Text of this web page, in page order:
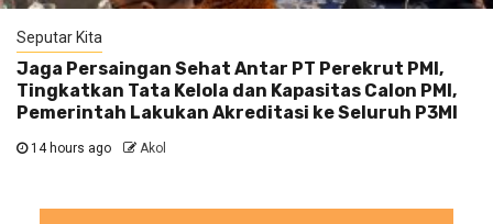
Seputar Kita
Jaga Persaingan Sehat Antar PT Perekrut PMI,
Tingkatkan Tata Kelola dan Kapasitas Calon PMI,
Pemerintah Lakukan Akreditasi ke Seluruh P3MI
14 hours ago Akol